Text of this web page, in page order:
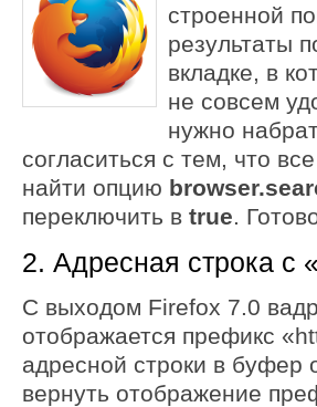
строенной
результаты
вкладке, в
не совсем
нужно
согласиться с тем, что
найти опцию
переключить в true.
2. Адресная строка с
С выходом Firefox 7.0
отображается префикс
адресной строки в буфер
вернуть отображение